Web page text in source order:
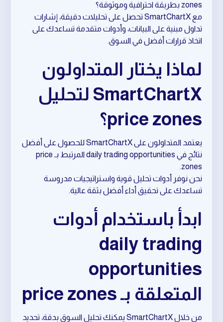
zones بطريقة احترافية وموثوقة؟
مع SmartChartX تحصل على تحليلات دقيقة، إشارات
تداول مبنية على البيانات، وأدوات متقدمة تساعدك على
اتخاذ قرارات أفضل في السوق.
لماذا يختار المتداولون
SmartChartX لتحليل
price zones؟
يعتمد المتداولون على SmartChartX للحصول على أفضل
نتائج في daily trading opportunities المرتبط بـ price
zones.
نحن نوفر أدوات تحليل قوية واستراتيجيات مدروسة
تساعدك على تحقيق أداء أفضل بثقة عالية.
ابدأ باستخدام أدوات
daily trading
opportunities
المتعلقة بـ price zones
من خلال SmartChartX يمكنك تحليل السوق بدقة، تحديد